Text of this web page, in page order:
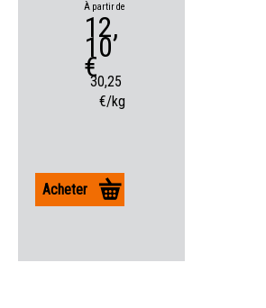
À partir de
12,
10
€30,25
€/kg
Acheter